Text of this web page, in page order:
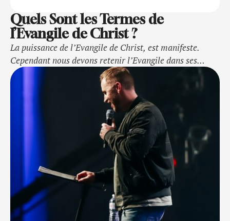
Quels Sont les Termes de
l’Evangile de Christ ?
La puissance de l’Evangile de Christ, est manifeste.
Cependant nous devons retenir l’Evangile dans ses
propres TERMES… Mais quels sont ces termes?